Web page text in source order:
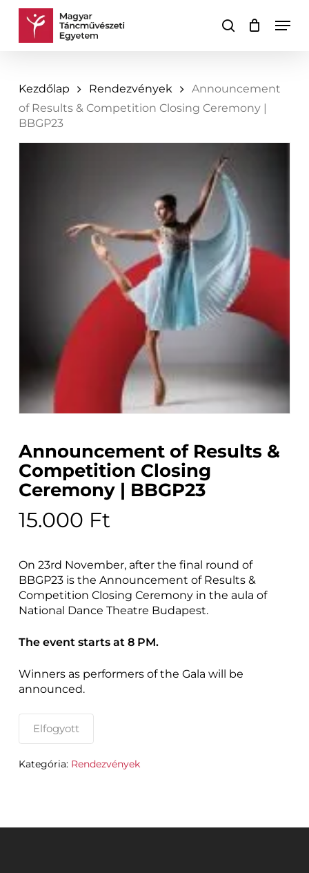
Skip
keresés
Kosár Kosár
Kezdőlap Rendezvények
Announcement
of Results & Competition Closing Ceremony |
BBGP23
Announcement of Results &
Competition Closing
Ceremony | BBGP23
15.000 Ft
On 23rd November, after the final round of
BBGP23 is the Announcement of Results &
Competition Closing Ceremony in the aula of
National Dance Theatre Budapest.
The event starts at 8 PM.
Winners as performers of the Gala will be
announced.
Elfogyott
Kategória: Rendezvények